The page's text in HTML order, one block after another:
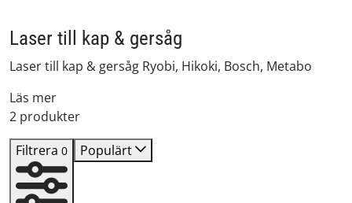
Laser till kap & gersåg
Laser till kap & gersåg Ryobi, Hikoki, Bosch, Metabo
Läs mer
2 produkter
Filtrera 0 Populärt